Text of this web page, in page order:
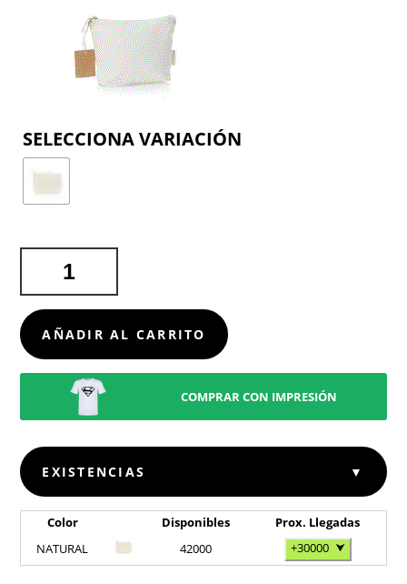
CANTIDAD
AÑADIR AL CARRITO
COMPRAR CON IMPRESIÓN
EXISTENCIAS ▼
Color Disponibles
Prox. Llegadas
NATURAL
42000 +30000 ⮟